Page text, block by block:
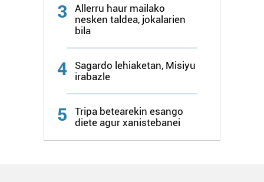
3
Allerru haur mailako
nesken taldea, jokalarien
bila
4
Sagardo lehiaketan, Misiyu
irabazle
5
Tripa betearekin esango
diete agur xanistebanei